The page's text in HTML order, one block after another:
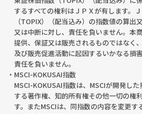
するすべての権利はＪＰＸが有します。
（TOPIX）（配当込み）の指数値の算出
又は中断に対し、責任を負いません。本
提供、保証又は販売されるものではなく
及び販売促進活動に起因するいかなる損
責任を負いません。
・MSCI-KOKUSAI指数
MSCI-KOKUSAI指数は、MSCIが開発し
する著作権、知的所有権その他一切の権
す。またMSCIは、同指数の内容を変更す